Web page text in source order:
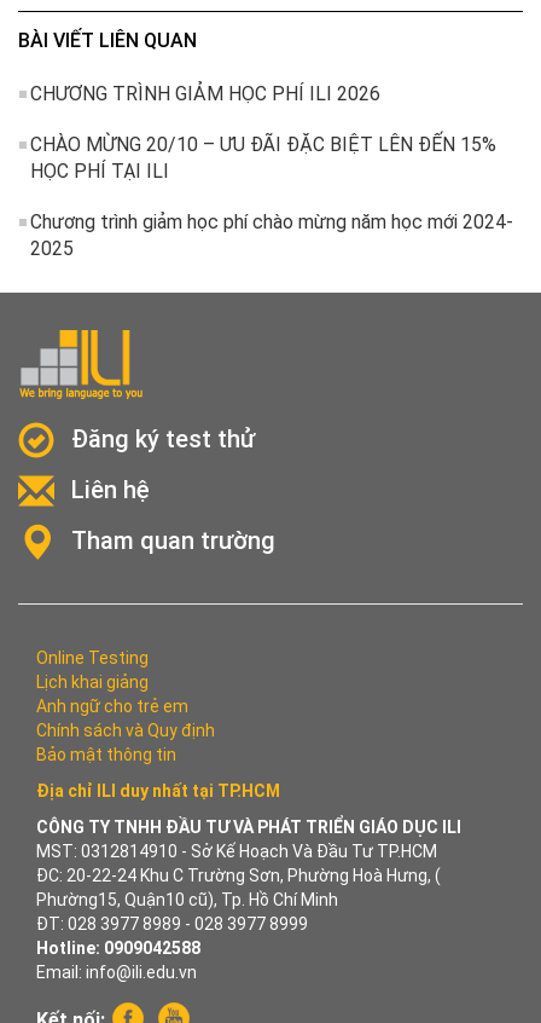
BÀI VIẾT LIÊN QUAN
CHƯƠNG TRÌNH GIẢM HỌC PHÍ ILI 2026
CHÀO MỪNG 20/10 – ƯU ĐÃI ĐẶC BIỆT LÊN ĐẾN 15%
HỌC PHÍ TẠI ILI
Chương trình giảm học phí chào mừng năm học mới 2024-
2025
Đăng ký test thử
Liên hệ
Tham quan trường
Online Testing
Lịch khai giảng
Anh ngữ cho trẻ em
Chính sách và Quy định
Bảo mật thông tin
Địa chỉ ILI duy nhất tại TP.HCM
CÔNG TY TNHH ĐẦU TƯ VÀ PHÁT TRIỂN GIÁO DỤC ILI
MST: 0312814910 - Sở Kế Hoạch Và Đầu Tư TP.HCM
ĐC: 20-22-24 Khu C Trường Sơn, Phường Hoà Hưng, (
Phường15, Quận10 cũ), Tp. Hồ Chí Minh
ĐT: 028 3977 8989 - 028 3977 8999
Hotline: 0909042588
Email: info@ili.edu.vn